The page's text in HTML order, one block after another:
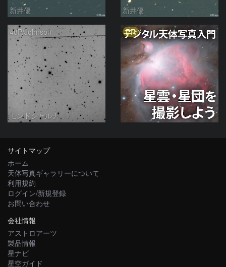
新井優 新井優
48P/Johnson
モンドシャルナ
PR
サイトマップ
ホーム
天体写真ギャラリーについて
利用規約
ログイン/新規登録
お問い合わせ
会社情報
アストロアーツ
製品情報
星ナビ
星空ガイド